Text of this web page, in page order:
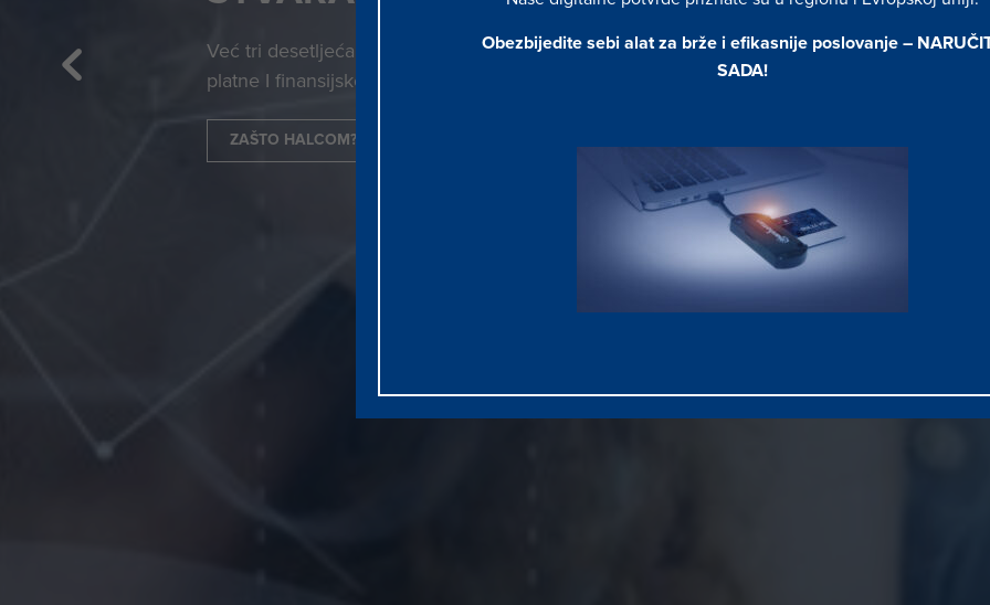
Već tri desetljeća razvijamo inovativna i sigurna rješenja za
platne I finansijske sisteme.
ZAŠTO HALCOM?
Obezbijedite sebi alat za brže i efikasnije poslovanje –
SADA!